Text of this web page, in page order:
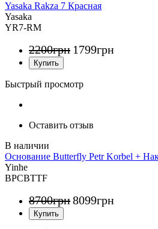
Yasaka Rakza 7 Красная
Yasaka
YR7-RM
2200грн 1799грн
Быстрый просмотр
Оставить отзыв
Основание Butterfly Petr Korbel +
Yinhe
BPCBTTF
8700грн8099грн